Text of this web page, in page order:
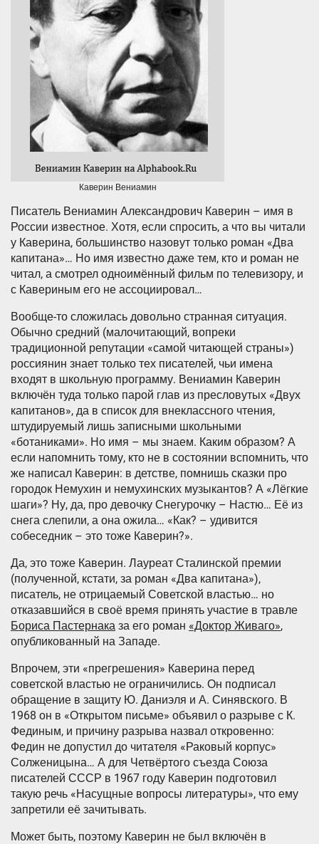
Каверин Вениамин
Писатель Вениамин Александрович Каверин – имя в
России известное. Хотя, если спросить, а что вы читали
у Каверина, большинство назовут только роман «Два
капитана»… Но имя известно даже тем, кто и роман не
читал, а смотрел одноимённый фильм по телевизору, и
с Кавериным его не ассоциировал…
Вообще-то сложилась довольно странная ситуация.
Обычно средний (малочитающий, вопреки
традиционной репутации «самой читающей страны»)
россиянин знает только тех писателей, чьи имена
входят в школьную программу. Вениамин Каверин
включён туда только парой глав из пресловутых «Двух
капитанов», да в список для внеклассного чтения,
штудируемый лишь записными школьными
«ботаниками». Но имя – мы знаем. Каким образом? А
если напомнить тому, кто не в состоянии вспомнить, что
же написал Каверин: в детстве, помнишь сказки про
городок Немухин и немухинских музыкантов? А «Лёгкие
шаги»? Ну, да, про девочку Снегурочку – Настю… Её из
снега слепили, а она ожила… «Как? – удивится
собеседник – это тоже Каверин?».
Да, это тоже Каверин. Лауреат Сталинской премии
(полученной, кстати, за роман «Два капитана»),
писатель, не отрицаемый Советской властью… но
отказавшийся в своё время принять участие в травле
Бориса Пастернака за его роман «Доктор Живаго»,
опубликованный на Западе.
Впрочем, эти «прегрешения» Каверина перед
советской властью не ограничились. Он подписал
обращение в защиту Ю. Даниэля и А. Синявского. В
1968 он в «Открытом письме» объявил о разрыве с К.
Фединым, и причину разрыва назвал откровенно:
Федин не допустил до читателя «Раковый корпус»
Солженицына… А для Четвёртого съезда Союза
писателей СССР в 1967 году Каверин подготовил
такую речь «Насущные вопросы литературы», что ему
запретили её зачитывать.
Может быть, поэтому Каверин не был включён в